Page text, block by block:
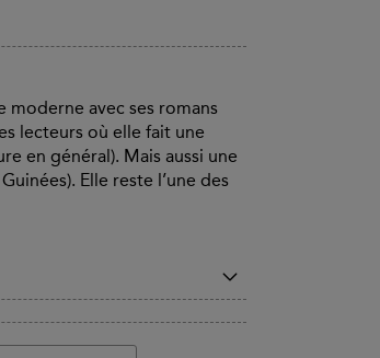
moderne avec ses romans
lecteurs où elle fait une
en général). Mais aussi une
Elle reste l’une des